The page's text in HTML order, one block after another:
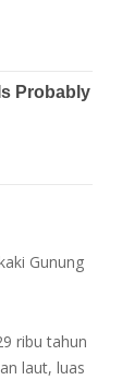
Gunung
ribu tahun
laut, luas